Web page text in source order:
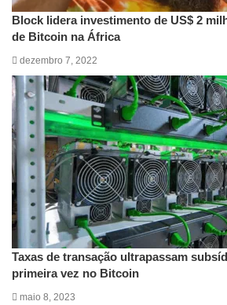
Block lidera investimento de US$ 2
de Bitcoin na África
dezembro 7, 2022
Taxas de transação ultrapassam
primeira vez no Bitcoin
maio 8, 2023